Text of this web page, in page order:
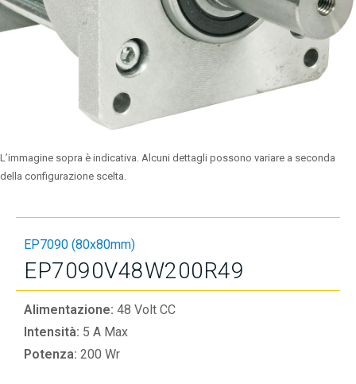
L’immagine sopra è indicativa. Alcuni dettagli possono variare a seconda
della configurazione scelta.
EP7090 (80x80mm)
EP7090V48W200R49
Alimentazione: 48 Volt CC
Intensità: 5 A Max
Potenza: 200 Wr